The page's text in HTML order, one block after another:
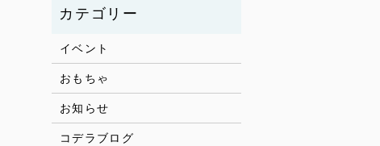
イベント
おもちゃ
お知らせ
コデラブログ